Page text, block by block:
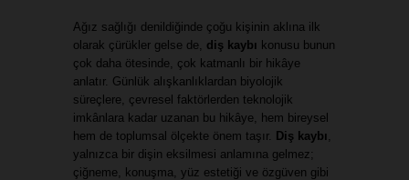
Ağız sağlığı denildiğinde çoğu kişinin aklına ilk
olarak çürükler gelse de, diş kaybı konusu bunun
çok daha ötesinde, çok katmanlı bir hikâye
anlatır. Günlük alışkanlıklardan biyolojik
süreçlere, çevresel faktörlerden teknolojik
imkânlara kadar uzanan bu hikâye, hem bireysel
hem de toplumsal ölçekte önem taşır.
Diş kaybı
yalnızca bir dişin eksilmesi anlamına gelmez;
çiğneme, konuşma, yüz estetiği ve özgüven gibi